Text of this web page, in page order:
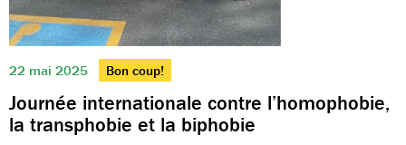
22 mai 2025 Bon coup!
Journée internationale contre l’homophobie,
la transphobie et la biphobie